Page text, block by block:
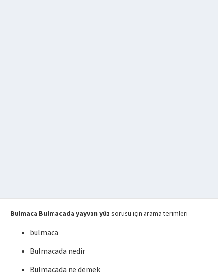
Bulmaca Bulmacada yayvan yüz sorusu için arama terimleri
bulmaca
Bulmacada nedir
Bulmacada ne demek